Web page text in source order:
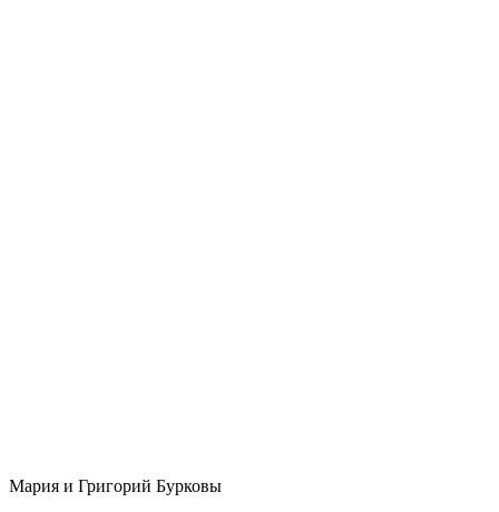
Мария и Григорий Бурковы